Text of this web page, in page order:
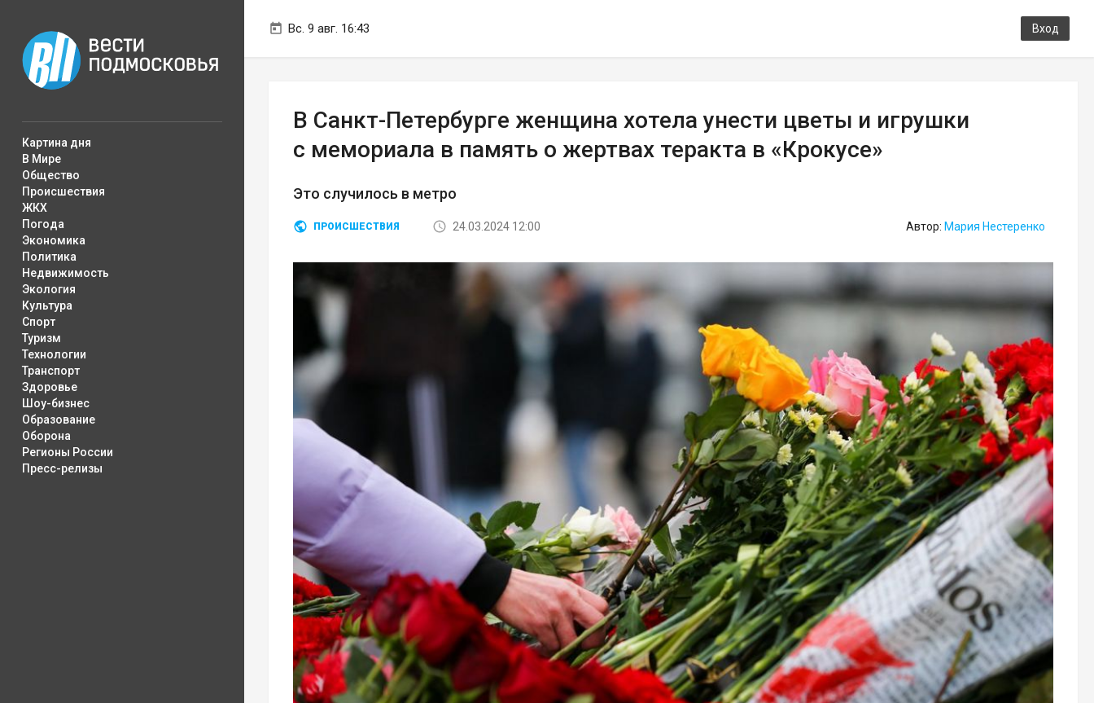
Вс. 9 авг. 16:43 Вход
Картина дня
В Мире
Общество
Происшествия
ЖКХ
Погода
Экономика
Политика
Недвижимость
Экология
Культура
Спорт
Туризм
Технологии
Транспорт
Здоровье
Шоу-бизнес
Образование
Оборона
Регионы России
Пресс-релизы
В Санкт-Петербурге женщина хотела унести цветы и игрушки
с мемориала в память о жертвах теракта в «Крокусе»
Это случилось в метро
ПРОИСШЕСТВИЯ 24.03.2024 12:00 Автор: Мария Нестеренко